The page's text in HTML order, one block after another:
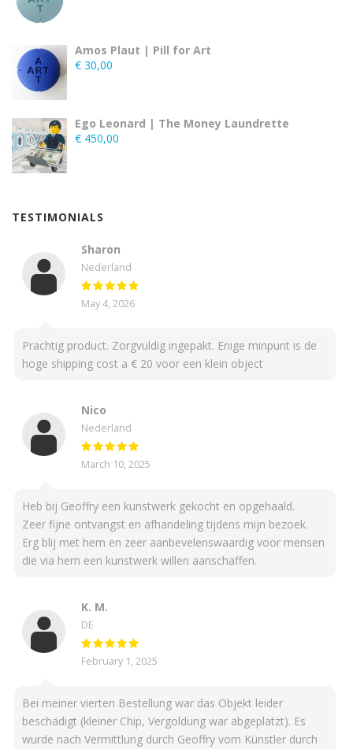
Amos Plaut | Pill for Art
€ 30,00
Ego Leonard | The Money Laundrette
€ 450,00
TESTIMONIALS
Sharon
Nederland
May 4, 2026
Prachtig product. Zorgvuldig ingepakt. Enige minpunt is de
hoge shipping cost a € 20 voor een klein object
Nico
Nederland
March 10, 2025
Heb bij Geoffry een kunstwerk gekocht en opgehaald.
Zeer fijne ontvangst en afhandeling tijdens mijn bezoek.
Erg blij met hem en zeer aanbevelenswaardig voor mensen
die via hem een kunstwerk willen aanschaffen.
K. M.
DE
February 1, 2025
Bei meiner vierten Bestellung war das Objekt leider
beschädigt (kleiner Chip, Vergoldung war abgeplatzt). Es
wurde nach Vermittlung durch Geoffry vom Künstler durch